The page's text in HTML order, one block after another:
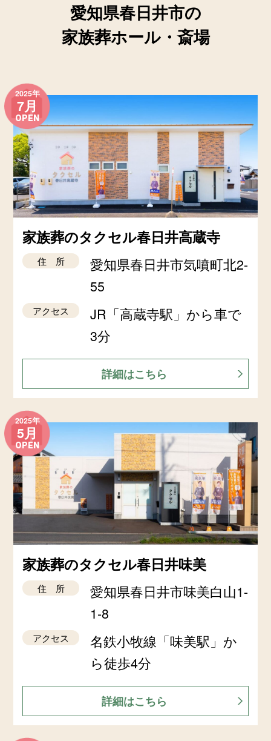
愛知県春日井市の
家族葬ホール・斎場
2025年
7月
OPEN
家族葬のタクセル春日井高蔵寺
住 所
愛知県春日井市気噴町北2-
55
アクセス
JR「高蔵寺駅」から車で
3分
詳細はこちら
2025年
5月
OPEN
家族葬のタクセル春日井味美
住 所
愛知県春日井市味美白山1-
1-8
アクセス
名鉄小牧線「味美駅」か
ら徒歩4分
詳細はこちら